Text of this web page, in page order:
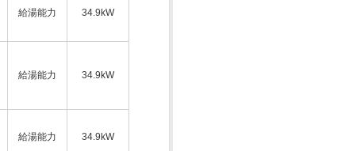
給湯能力 34.9kW
給湯能力 34.9kW
給湯能力 34.9kW